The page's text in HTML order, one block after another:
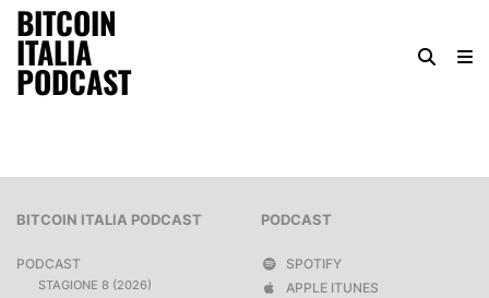
BITCOIN
ITALIA
PODCAST
BITCOIN ITALIA PODCAST
PODCAST
STAGIONE 8 (2026)
PODCAST
SPOTIFY
APPLE ITUNES